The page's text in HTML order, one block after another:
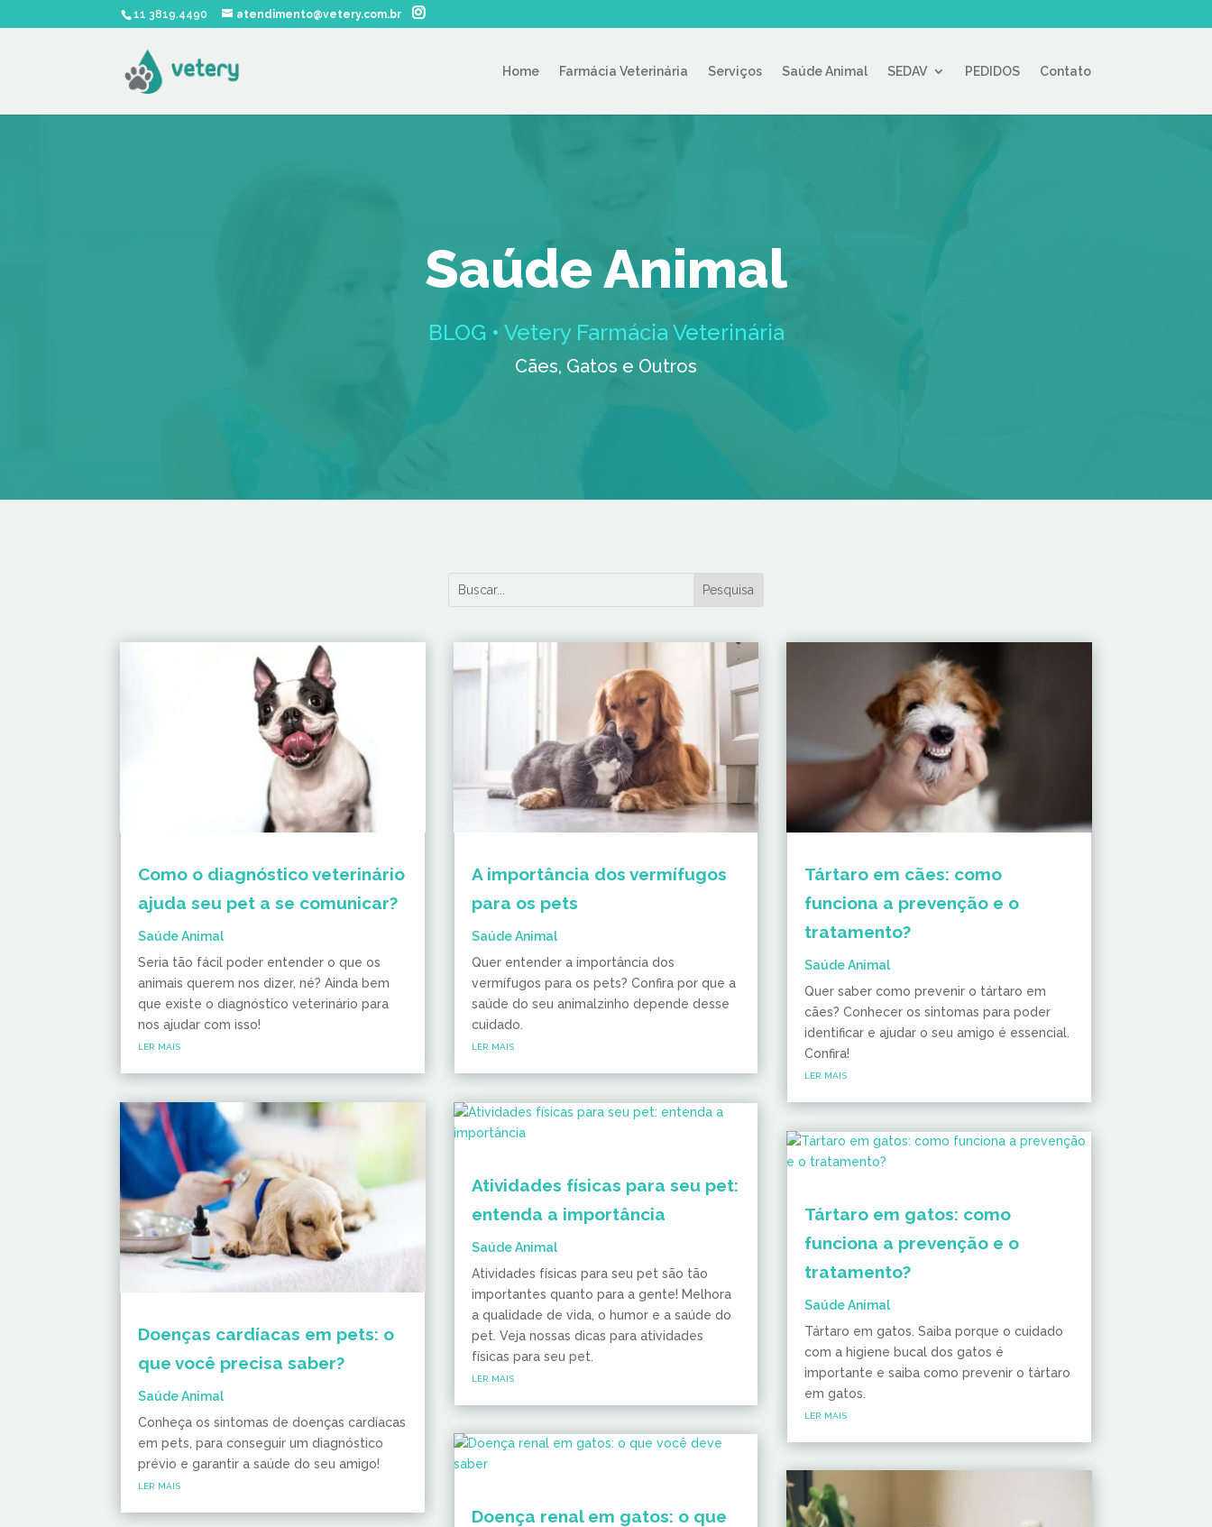
11 3819.4490 atendimento@vetery.com.br
Home Farmácia Veterinária Serviços Saúde Animal SEDAV PEDIDOS Contato
Saúde Animal
BLOG • Vetery Farmácia Veterinária
Cães, Gatos e Outros
Como o diagnóstico veterinário
ajuda seu pet a se comunicar?
Saúde Animal
Seria tão fácil poder entender o que os
animais querem nos dizer, né? Ainda bem
que existe o diagnóstico veterinário para
nos ajudar com isso!
ler mais
Doenças cardíacas em pets: o
que você precisa saber?
Saúde Animal
Conheça os sintomas de doenças cardíacas
em pets, para conseguir um diagnóstico
prévio e garantir a saúde do seu amigo!
ler mais
A importância dos vermífugos
para os pets
Saúde Animal
Quer entender a importância dos
vermífugos para os pets? Confira por que a
saúde do seu animalzinho depende desse
cuidado.
ler mais
Atividades físicas para seu pet:
entenda a importância
Saúde Animal
Atividades físicas para seu pet são tão
importantes quanto para a gente! Melhora
a qualidade de vida, o humor e a saúde do
pet. Veja nossas dicas para atividades
físicas para seu pet.
ler mais
Doença renal em gatos: o que
Tártaro em cães: como
funciona a prevenção e o
tratamento?
Saúde Animal
Quer saber como prevenir o tártaro em
cães? Conhecer os sintomas para poder
identificar e ajudar o seu amigo é essencial.
Confira!
ler mais
Tártaro em gatos: como
funciona a prevenção e o
tratamento?
Saúde Animal
Tártaro em gatos. Saiba porque o cuidado
com a higiene bucal dos gatos é
importante e saiba como prevenir o tártaro
em gatos.
ler mais